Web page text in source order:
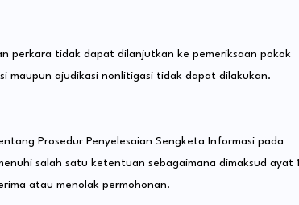
perkara tidak dapat dilanjutkan ke pemeriksaan pokok
maupun ajudikasi nonlitigasi tidak dapat dilakukan.
Prosedur Penyelesaian Sengketa Informasi pada
salah satu ketentuan sebagaimana dimaksud ayat 1
atau menolak permohonan.